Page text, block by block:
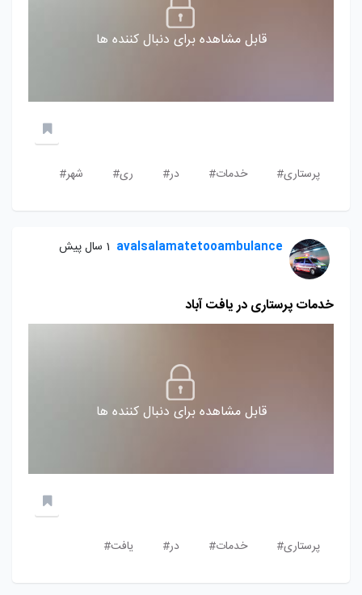
قابل مشاهده برای دنبال کننده ها
پرستاری# خدمات# در# ری# شهر#
avalsalamatetooambulance 1 سال پیش
خدمات پرستاری در یافت آباد
قابل مشاهده برای دنبال کننده ها
پرستاری# خدمات# در# یافت#